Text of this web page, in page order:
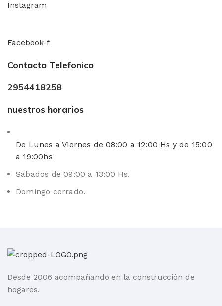
Instagram
Facebook-f
Contacto Telefonico
2954418258
nuestros horarios
De Lunes a Viernes de 08:00 a 12:00 Hs y de 15:00
a 19:00hs
Sábados de 09:00 a 13:00 Hs.
Domingo cerrado.
Desde 2006 acompañando en la construcción de
hogares.